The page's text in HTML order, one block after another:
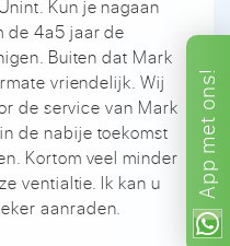
App
met
ons!
Kun je nagaan
de 4a5 jaar de
Buiten dat Mark
vriendelijk. Wij
de service van Mark
de nabije toekomst
Kortom veel minder
ventialtie. Ik kan u
aanraden.